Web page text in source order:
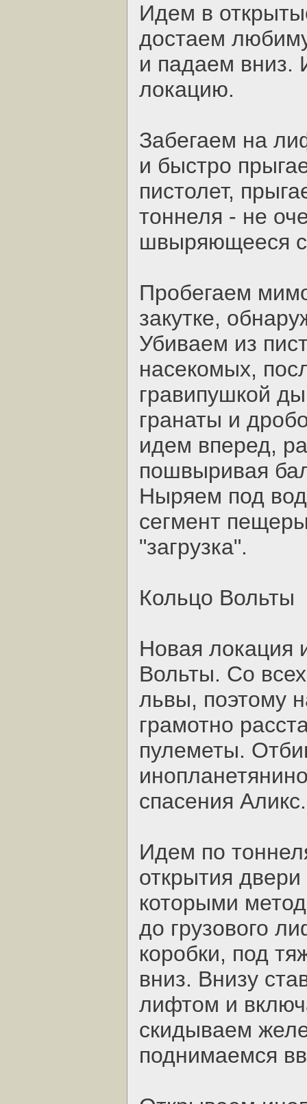
Идем в
достаем
и падаем вниз.
локацию.
Забегаем на
и быстро
пистолет,
тоннеля - не
швыряющееся
Пробегаем
закутке,
Убиваем из
насекомых,
гравипушкой
гранаты и
идем вперед,
пошвыривая
Ныряем под
сегмент
"загрузка".
Кольцо Вольты
Новая локация
Вольты. Со
львы, поэтому
грамотно
пулеметы.
спасения Аликс.
Идем по
открытия
которыми
до грузового
коробки, под
вниз. Внизу
лифтом и
скидываем
поднимаемся